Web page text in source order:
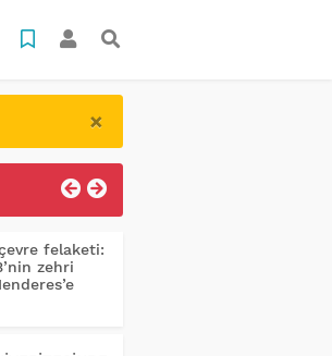
×
felaketi:
zehri